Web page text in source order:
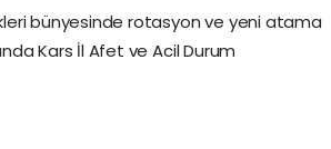
bünyesinde rotasyon ve yeni atama
Kars İl Afet ve Acil Durum